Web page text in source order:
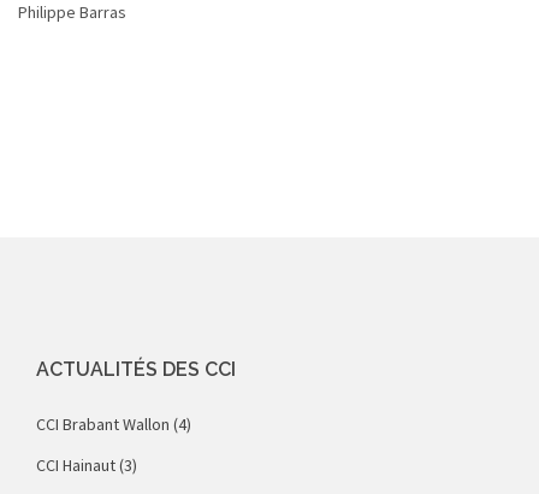
Philippe Barras
ACTUALITÉS DES CCI
CCI Brabant Wallon (4)
CCI Hainaut(3)